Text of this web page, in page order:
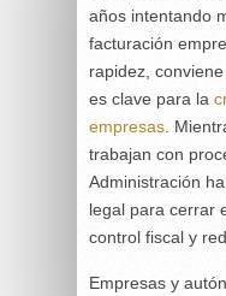
años intentando
facturación
rapidez,
es clave para la
empresas.
trabajan con
Administración
legal para cerrar
control fiscal y
Empresas y